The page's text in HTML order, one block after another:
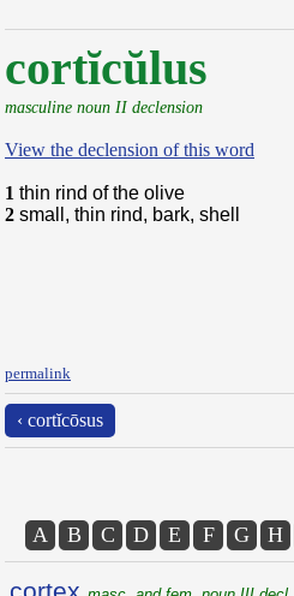
cortĭcŭlus
masculine noun II declension
View the declension of this word
1 thin rind of the olive
2 small, thin rind, bark, shell
permalink
‹ cortĭcōsus
A B C D E F G H